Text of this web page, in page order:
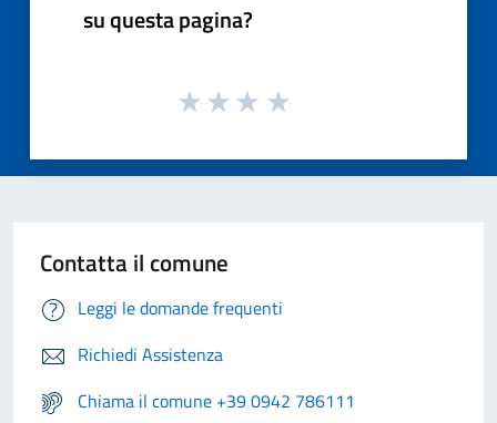
su questa pagina?
Contatta il comune
Leggi le domande frequenti
Richiedi Assistenza
Chiama il comune +39 0942 786111